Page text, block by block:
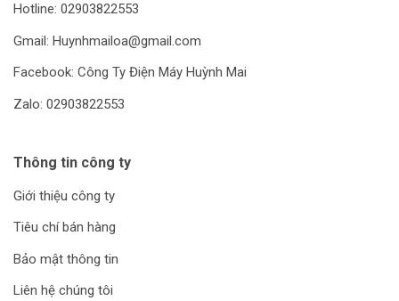
Hotline: 02903822553
Gmail: Huynhmailoa@gmail.com
Facebook: Công Ty Điện Máy Huỳnh Mai
Zalo: 02903822553
Thông tin công ty
Giới thiệu công ty
Tiêu chí bán hàng
Bảo mật thông tin
Liên hệ chúng tôi